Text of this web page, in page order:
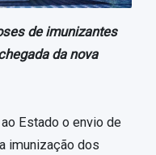
de imunizantes
da nova
Estado o envio de
imunização dos